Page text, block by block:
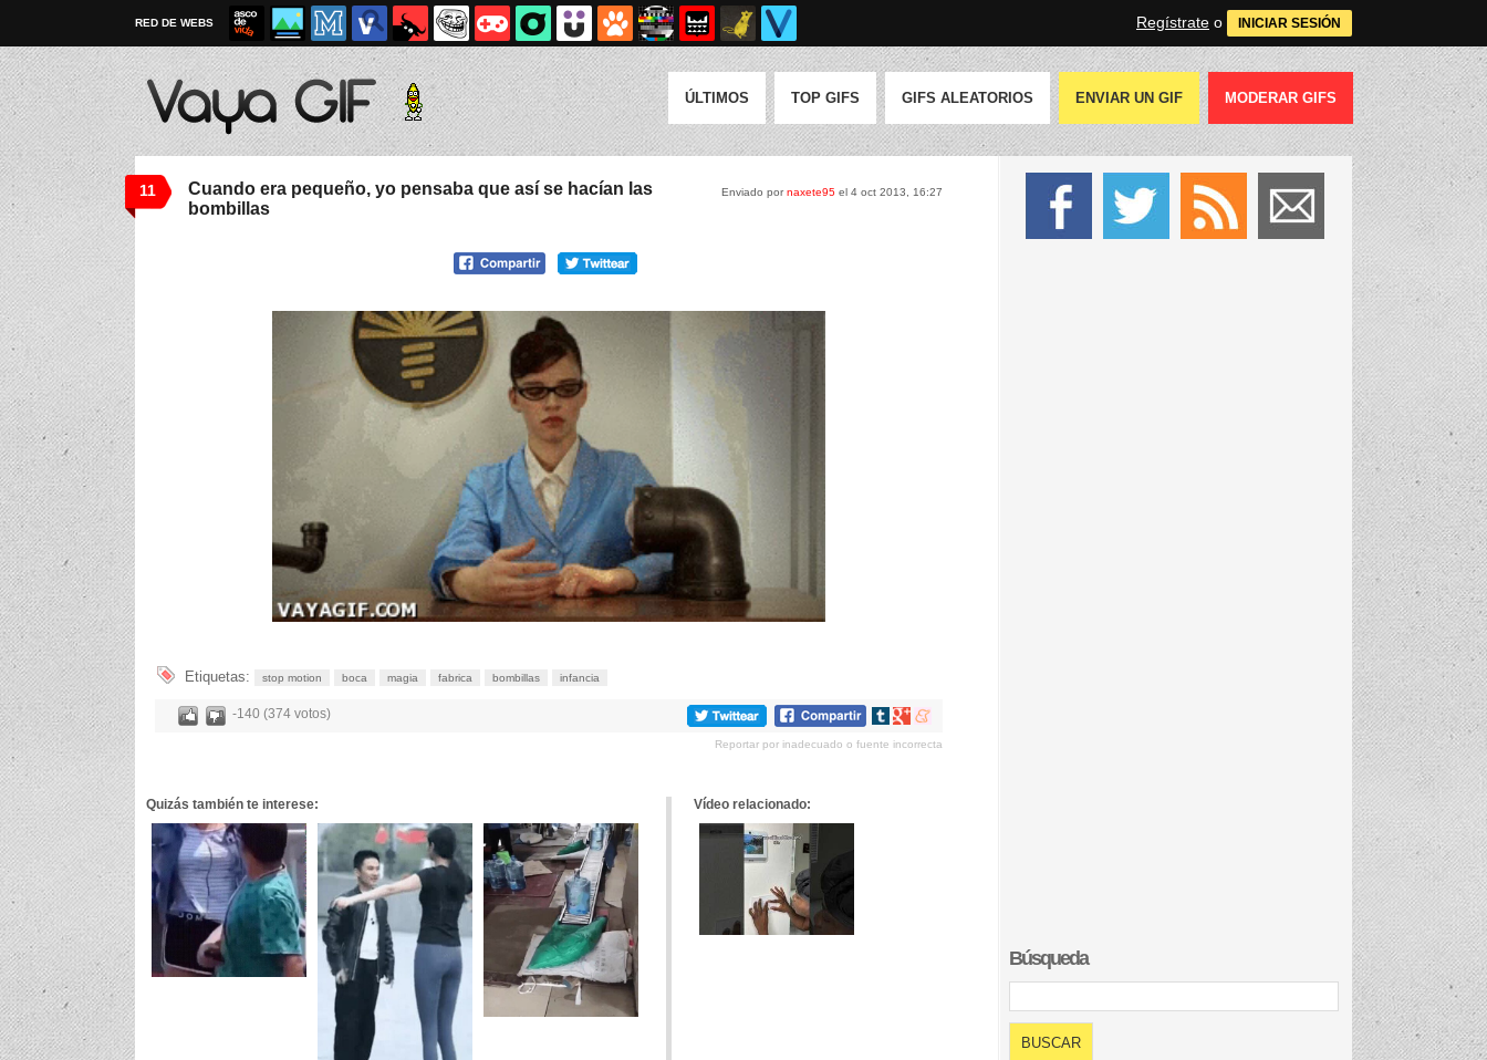
RED DE WEBS Regístrate o INICIAR SESIÓN
ÚLTIMOS TOP GIFS GIFS ALEATORIOS ENVIAR UN GIF MODERAR GIFS
11 Enviado pornaxete95 el 4 oct 2013, 16:27
Cuando era pequeño, yo pensaba que así se hacían las
bombillas
Etiquetas: stop motion boca magia fabrica bombillas infancia
-140 (374 votos)
Compartir
tumblr
Compartir
Google+
Compartir
meneame
Reportar por inadecuado o fuente incorrecta
Quizás también te interese: Vídeo relacionado:
Búsqueda